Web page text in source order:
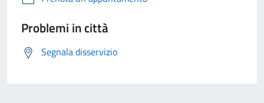
Problemi in città
Segnala disservizio